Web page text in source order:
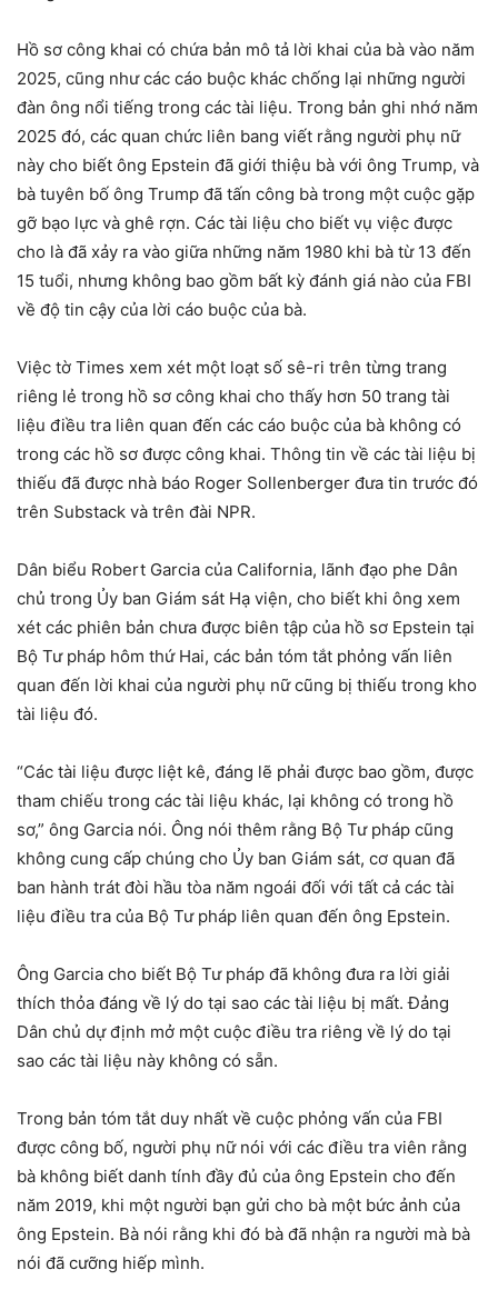
Hồ sơ công khai có chứa bản mô tả lời khai của bà vào năm
2025, cũng như các cáo buộc khác chống lại những người
đàn ông nổi tiếng trong các tài liệu. Trong bản ghi nhớ năm
2025 đó, các quan chức liên bang viết rằng người phụ nữ
này cho biết ông Epstein đã giới thiệu bà với ông Trump, và
bà tuyên bố ông Trump đã tấn công bà trong một cuộc gặp
gỡ bạo lực và ghê rợn. Các tài liệu cho biết vụ việc được
cho là đã xảy ra vào giữa những năm 1980 khi bà từ 13 đến
15 tuổi, nhưng không bao gồm bất kỳ đánh giá nào của FBI
về độ tin cậy của lời cáo buộc của bà.
Việc tờ Times xem xét một loạt số sê-ri trên từng trang
riêng lẻ trong hồ sơ công khai cho thấy hơn 50 trang tài
liệu điều tra liên quan đến các cáo buộc của bà không có
trong các hồ sơ được công khai. Thông tin về các tài liệu bị
thiếu đã được nhà báo Roger Sollenberger đưa tin trước đó
trên Substack và trên đài NPR.
Dân biểu Robert Garcia của California, lãnh đạo phe Dân
chủ trong Ủy ban Giám sát Hạ viện, cho biết khi ông xem
xét các phiên bản chưa được biên tập của hồ sơ Epstein tại
Bộ Tư pháp hôm thứ Hai, các bản tóm tắt phỏng vấn liên
quan đến lời khai của người phụ nữ cũng bị thiếu trong kho
tài liệu đó.
“Các tài liệu được liệt kê, đáng lẽ phải được bao gồm, được
tham chiếu trong các tài liệu khác, lại không có trong hồ
sơ,” ông Garcia nói. Ông nói thêm rằng Bộ Tư pháp cũng
không cung cấp chúng cho Ủy ban Giám sát, cơ quan đã
ban hành trát đòi hầu tòa năm ngoái đối với tất cả các tài
liệu điều tra của Bộ Tư pháp liên quan đến ông Epstein.
Ông Garcia cho biết Bộ Tư pháp đã không đưa ra lời giải
thích thỏa đáng về lý do tại sao các tài liệu bị mất. Đảng
Dân chủ dự định mở một cuộc điều tra riêng về lý do tại
sao các tài liệu này không có sẵn.
Trong bản tóm tắt duy nhất về cuộc phỏng vấn của FBI
được công bố, người phụ nữ nói với các điều tra viên rằng
bà không biết danh tính đầy đủ của ông Epstein cho đến
năm 2019, khi một người bạn gửi cho bà một bức ảnh của
ông Epstein. Bà nói rằng khi đó bà đã nhận ra người mà bà
nói đã cưỡng hiếp mình.